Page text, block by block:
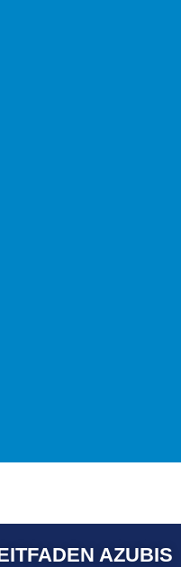
AZUBIS